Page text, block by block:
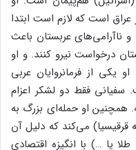
است که لازم است ابتدا
ناآرامی‌های عربستان باعث
درخواست نیرو کنند. و او
یکی از فرمانروایان عربی
فقط دو لشکر اعزام
همچنین او حمله‌ای بزرگ به
قرقیسیا) می‌کند که دلیل آن
یا …) با انگیزه اقتصادی